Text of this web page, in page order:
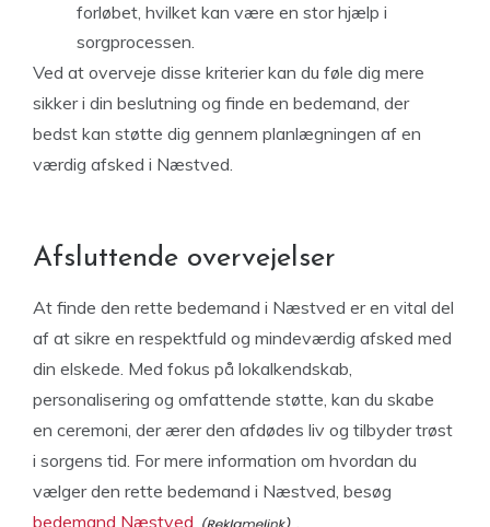
forløbet, hvilket kan være en stor hjælp i
sorgprocessen.
Ved at overveje disse kriterier kan du føle dig mere
sikker i din beslutning og finde en bedemand, der
bedst kan støtte dig gennem planlægningen af en
værdig afsked i Næstved.
Afsluttende overvejelser
At finde den rette bedemand i Næstved er en vital del
af at sikre en respektfuld og mindeværdig afsked med
din elskede. Med fokus på lokalkendskab,
personalisering og omfattende støtte, kan du skabe
en ceremoni, der ærer den afdødes liv og tilbyder trøst
i sorgens tid. For mere information om hvordan du
vælger den rette bedemand i Næstved, besøg
bedemand Næstved
.